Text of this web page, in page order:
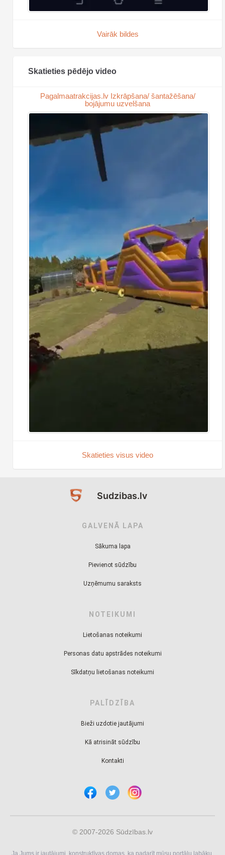
Vairāk bildes
Skatieties pēdējo video
Pagalmaatrakcijas.lv Izkrāpšana/ šantažēšana/
bojājumu uzvelšana
Skatieties visus video
Sudzibas.lv
GALVENĀ LAPA
Sākuma lapa
Pievienot sūdzību
Uzņēmumu saraksts
NOTEIKUMI
Lietošanas noteikumi
Personas datu apstrādes noteikumi
Sīkdatņu lietošanas noteikumi
PALĪDZĪBA
Bieži uzdotie jautājumi
Kā atrisināt sūdzību
Kontakti
© 2007-2026 Sūdzības.lv
Ja Jums ir jautājumi, konstruktīvas domas, ka padarīt mūsu portālu labāku,